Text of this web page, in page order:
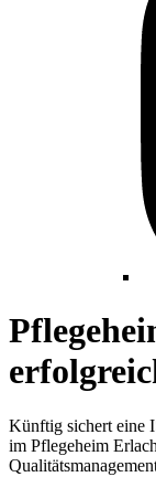
Künftig sichert eine
im Pflegeheim